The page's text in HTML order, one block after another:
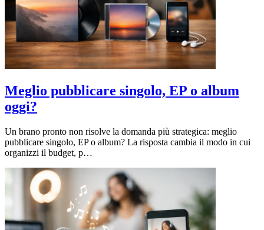
Meglio pubblicare singolo, EP o album
oggi?
Un brano pronto non risolve la domanda più strategica: meglio
pubblicare singolo, EP o album? La risposta cambia il modo in cui
organizzi il budget, p…